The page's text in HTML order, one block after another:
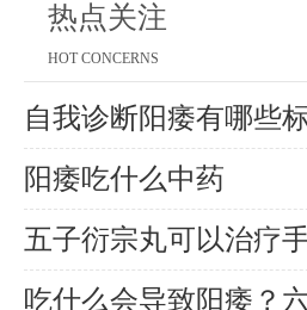
热点关注
HOT CONCERNS
自我诊断阳痿有哪些
阳痿吃什么中药
五子衍宗丸可以治疗
吃什么会导致阳痿？